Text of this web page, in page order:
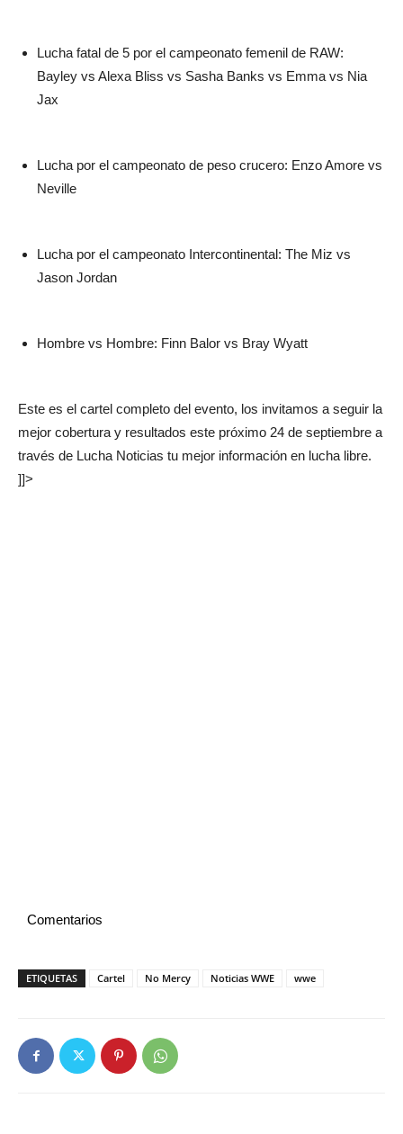
Lucha fatal de 5 por el campeonato femenil de RAW:
Bayley vs Alexa Bliss vs Sasha Banks vs Emma vs Nia
Jax
Lucha por el campeonato de peso crucero: Enzo Amore vs
Neville
Lucha por el campeonato Intercontinental: The Miz vs
Jason Jordan
Hombre vs Hombre: Finn Balor vs Bray Wyatt
Este es el cartel completo del evento, los invitamos a seguir la
mejor cobertura y resultados este próximo 24 de septiembre a
través de Lucha Noticias tu mejor información en lucha libre.
]]>
Comentarios
ETIQUETAS Cartel No Mercy Noticias WWE wwe